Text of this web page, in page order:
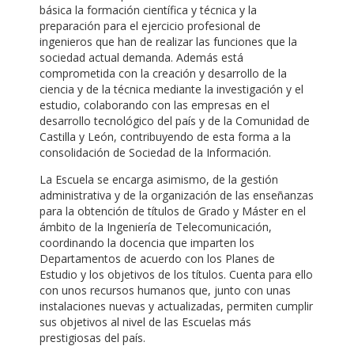
básica la formación científica y técnica y la
preparación para el ejercicio profesional de
ingenieros que han de realizar las funciones que la
sociedad actual demanda. Además está
comprometida con la creación y desarrollo de la
ciencia y de la técnica mediante la investigación y el
estudio, colaborando con las empresas en el
desarrollo tecnológico del país y de la Comunidad de
Castilla y León, contribuyendo de esta forma a la
consolidación de Sociedad de la Información.
La Escuela se encarga asimismo, de la gestión
administrativa y de la organización de las enseñanzas
para la obtención de títulos de Grado y Máster en el
ámbito de la Ingeniería de Telecomunicación,
coordinando la docencia que imparten los
Departamentos de acuerdo con los Planes de
Estudio y los objetivos de los títulos. Cuenta para ello
con unos recursos humanos que, junto con unas
instalaciones nuevas y actualizadas, permiten cumplir
sus objetivos al nivel de las Escuelas más
prestigiosas del país.